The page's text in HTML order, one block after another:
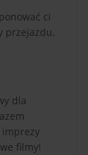
ci
przejazdu.
dla
imprezy
filmy!